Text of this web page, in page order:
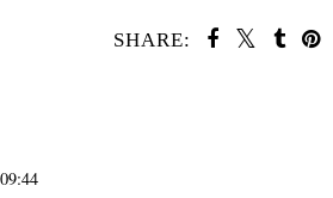
SHARE: